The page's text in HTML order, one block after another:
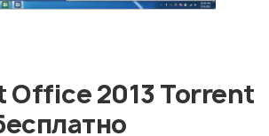
Office 2013 Torrent